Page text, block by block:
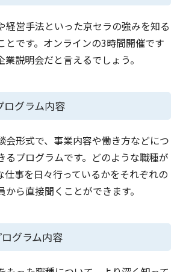
経営手法といった京セラの強みを知る
とです。オンラインの3時間開催です
説明会だと言えるでしょう。
ログラム内容
会形式で、事業内容や働き方などにつ
るプログラムです。どのような職種が
仕事を日々行っているかをそれぞれの
ら直接聞くことができます。
グラム内容